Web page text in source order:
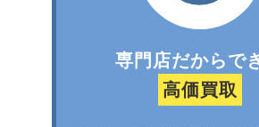
専門店だからで
高価買取